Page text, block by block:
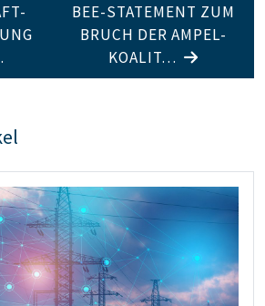
BEE-STATEMENT ZUM
BRUCH DER AMPEL-
KOALIT…